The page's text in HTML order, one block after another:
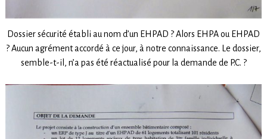
Dossier sécurité établi au nom d’un EHPAD ? Alors EHPA ou EHPAD
? Aucun agrément accordé à ce jour, à notre connaissance. Le dossier,
semble-t-il, n’a pas été réactualisé pour la demande de P.C. ?